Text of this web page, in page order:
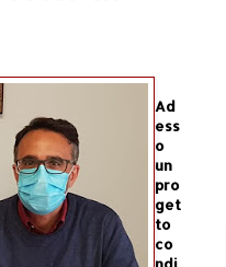
Ad
ess
o
un
pro
get
to
co